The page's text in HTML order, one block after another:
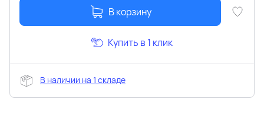
В корзину
Купить в 1 клик
В наличии на 1 складе